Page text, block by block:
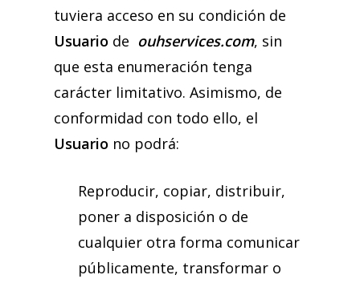
tuviera acceso en su condición de
Usuario de ouhservices.com, sin
que esta enumeración tenga
carácter limitativo. Asimismo, de
conformidad con todo ello, el
Usuario no podrá:
Reproducir, copiar, distribuir,
poner a disposición o de
cualquier otra forma comunicar
públicamente, transformar o